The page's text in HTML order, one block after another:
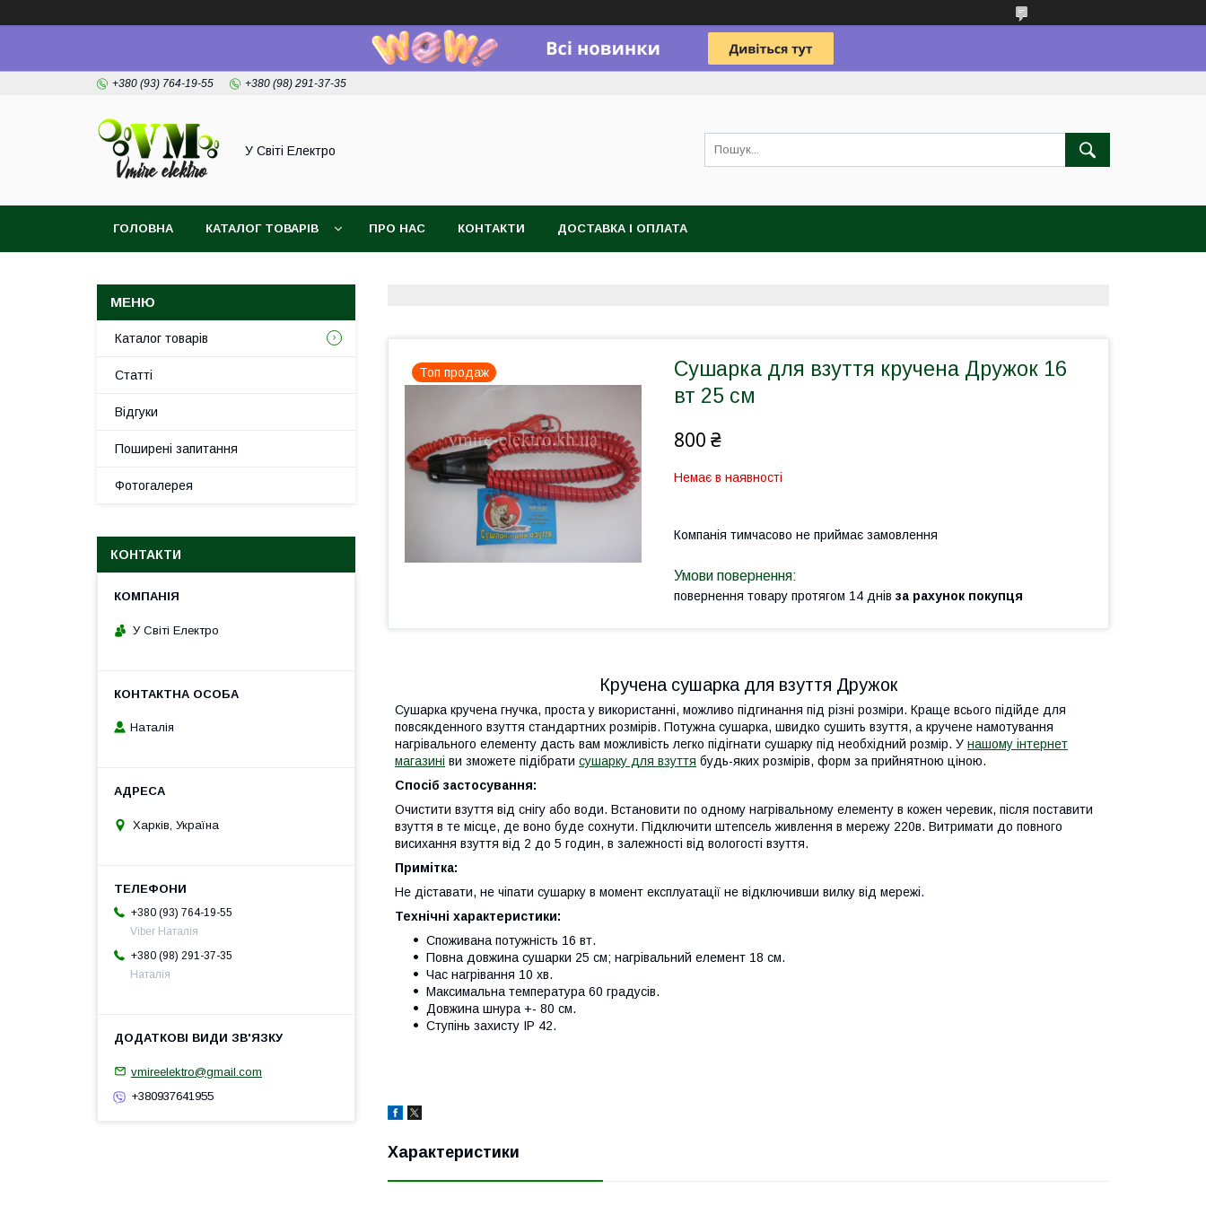
+380 (93) 764-19-55 +380 (98) 291-37-35
У Світі Електро
ГОЛОВНА КАТАЛОГ ТОВАРІВ ПРО НАС КОНТАКТИ ДОСТАВКА І ОПЛАТА
Топ продаж
Сушарка для взуття кручена Дружок 16
вт 25 см
800 ₴
Немає в наявності
Компанія тимчасово не приймає замовлення
повернення товару протягом 14 днів за рахунок покупця
Кручена сушарка для взуття Дружок
Сушарка кручена гнучка, проста у використанні, можливо підгинання під різні розміри. Краще всього підійде для
повсякденного взуття стандартних розмірів. Потужна сушарка, швидко сушить взуття, а кручене намотування
нагрівального елементу дасть вам можливість легко підігнати сушарку під необхідний розмір. У нашому інтернет
магазині ви зможете підібрати сушарку для взуття будь-яких розмірів, форм за прийнятною ціною.
Спосіб застосування:
Очистити взуття від снігу або води. Встановити по одному нагрівальному елементу в кожен черевик, після поставити
взуття в те місце, де воно буде сохнути. Підключити штепсель живлення в мережу 220в. Витримати до повного
висихання взуття від 2 до 5 годин, в залежності від вологості взуття.
Примітка:
Не діставати, не чіпати сушарку в момент експлуатації не відключивши вилку від мережі.
Технічні характеристики:
Споживана потужність 16 вт.
Повна довжина сушарки 25 см; нагрівальний елемент 18 см.
Час нагрівання 10 хв.
Максимальна температура 60 градусів.
Довжина шнура +- 80 см.
Ступінь захисту IP 42.
Характеристики
Каталог товарів
Статті
Відгуки
Поширені запитання
Фотогалерея
КОНТАКТИ
У Світі Електро
Наталія
Харків, Україна
+380 (93) 764-19-55
Viber Наталія
+380 (98) 291-37-35
Наталія
vmireelektro@gmail.com
+380937641955